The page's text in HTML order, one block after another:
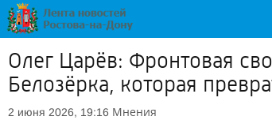
Олег Царёв: Фронтовая
Белозёрка, которая
2 июня 2026, 19:16 Мнения